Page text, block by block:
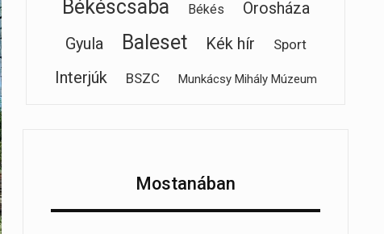
Békéscsaba Békés
Orosháza
Gyula
Baleset Kék hír Sport
Interjúk BSZC Munkácsy Mihály Múzeum
Mostanában